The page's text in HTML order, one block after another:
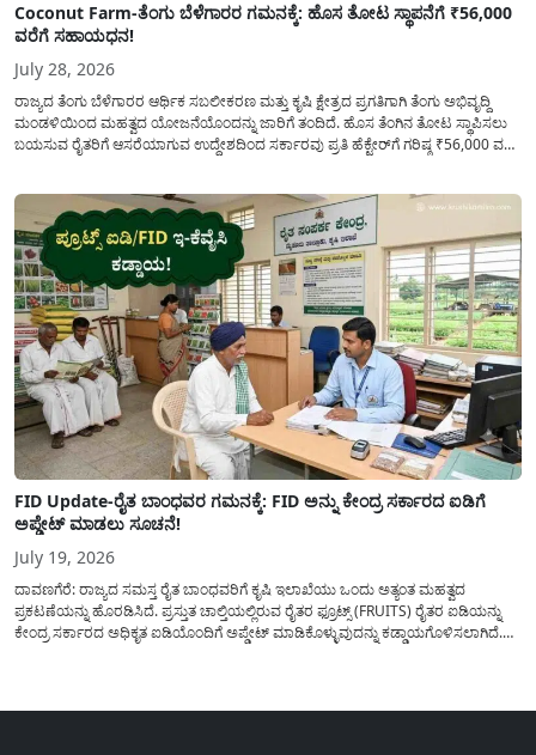
Coconut Farm-ತೆಂಗು ಬೆಳೆಗಾರರ ಗಮನಕ್ಕೆ: ಹೊಸ ತೋಟ ಸ್ಥಾಪನೆಗೆ ₹56,000
ವರೆಗೆ ಸಹಾಯಧನ!
July 28, 2026
ರಾಜ್ಯದ ತೆಂಗು ಬೆಳೆಗಾರರ ಆರ್ಥಿಕ ಸಬಲೀಕರಣ ಮತ್ತು ಕೃಷಿ ಕ್ಷೇತ್ರದ ಪ್ರಗತಿಗಾಗಿ ತೆಂಗು ಅಭಿವೃದ್ದಿ
ಮಂಡಳಿಯಿಂದ ಮಹತ್ವದ ಯೋಜನೆಯೊಂದನ್ನು ಜಾರಿಗೆ ತಂದಿದೆ. ಹೊಸ ತೆಂಗಿನ ತೋಟ ಸ್ಥಾಪಿಸಲು
ಬಯಸುವ ರೈತರಿಗೆ ಆಸರೆಯಾಗುವ ಉದ್ದೇಶದಿಂದ ಸರ್ಕಾರವು ಪ್ರತಿ ಹೆಕ್ಟೇರ್‌ಗೆ ಗರಿಷ್ಠ ₹56,000 ವರೆಗೆ
FID Update-ರೈತ ಬಾಂಧವರ ಗಮನಕ್ಕೆ: FID ಅನ್ನು ಕೇಂದ್ರ ಸರ್ಕಾರದ ಐಡಿಗೆ
ಅಪ್ಡೇಟ್ ಮಾಡಲು ಸೂಚನೆ!
July 19, 2026
ದಾವಣಗೆರೆ: ರಾಜ್ಯದ ಸಮಸ್ತ ರೈತ ಬಾಂಧವರಿಗೆ ಕೃಷಿ ಇಲಾಖೆಯು ಒಂದು ಅತ್ಯಂತ ಮಹತ್ವದ
ಪ್ರಕಟಣೆಯನ್ನು ಹೊರಡಿಸಿದೆ. ಪ್ರಸ್ತುತ ಚಾಲ್ತಿಯಲ್ಲಿರುವ ರೈತರ ಫ್ರೂಟ್ಸ್ (FRUITS) ರೈತರ ಐಡಿಯನ್ನು
ಕೇಂದ್ರ ಸರ್ಕಾರದ ಅಧಿಕೃತ ಐಡಿಯೊಂದಿಗೆ ಅಪ್ಡೇಟ್ ಮಾಡಿಕೊಳ್ಳುವುದನ್ನು ಕಡ್ಡಾಯಗೊಳಿಸಲಾಗಿದೆ.